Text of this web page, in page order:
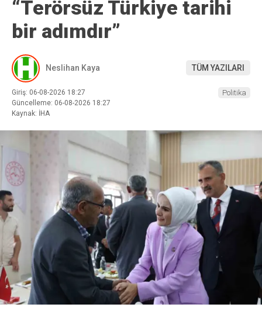
“Terörsüz Türkiye tarihi
bir adımdır”
Neslihan Kaya TÜM YAZILARI
Giriş: 06-08-2026 18:27
Güncelleme: 06-08-2026 18:27
Kaynak: İHA
Politika